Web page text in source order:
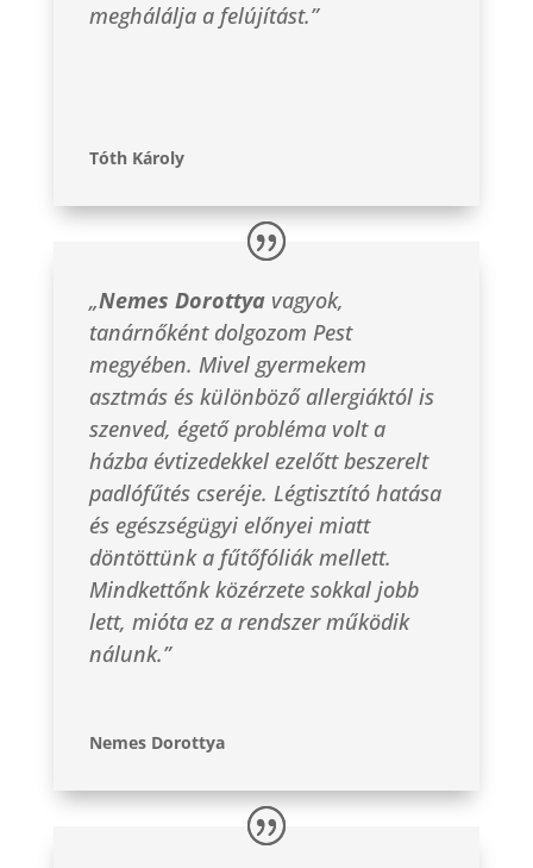
meghálálja a felújítást.”
Tóth Károly
„Nemes Dorottyavagyok,
tanárnőként dolgozom Pest
megyében. Mivel gyermekem
asztmás és különböző allergiáktól is
szenved, égető probléma volt a
házba évtizedekkel ezelőtt beszerelt
padlófűtés cseréje. Légtisztító hatása
és egészségügyi előnyei miatt
döntöttünk a fűtőfóliák mellett.
Mindkettőnk közérzete sokkal jobb
lett, mióta ez a rendszer működik
nálunk.”
Nemes Dorottya